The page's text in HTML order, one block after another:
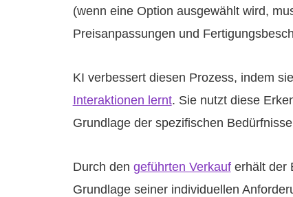
(wenn eine Option ausgewählt wird,
Preisanpassungen und
KI verbessert diesen Prozess, indem sie
Interaktionen lernt. Sie nutzt diese
Grundlage der spezifischen
Durch den geführten Verkauferhält der
Grundlage seiner individuellen